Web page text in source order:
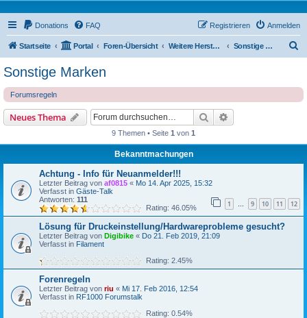
Donations FAQ Anmelden
Registrieren
Startseite Portal Foren-Übersicht Weitere Hersteller Sonstige Marken
Sonstige Marken
Forumsregeln
Neues Thema Suche
9 Themen • Seite 1 von 1
Bekanntmachungen
Achtung - Info für Neuanmelder!!!
Letzter Beitrag von af0815 « Mo 14. Apr 2025, 15:32
Verfasst in Gäste-Talk
Antworten: 111 1 … 9 10 11 12
Rating: 46.05%
Lösung für Druckeinstellung/Hardwareprobleme gesucht?
Letzter Beitrag von Digibike « Do 21. Feb 2019, 21:09
Verfasst in Filament
Rating: 2.45%
Forenregeln
Letzter Beitrag von riu « Mi 17. Feb 2016, 12:54
Verfasst in RF1000 Forumstalk
Rating: 0.54%